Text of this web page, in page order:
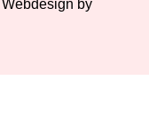
by